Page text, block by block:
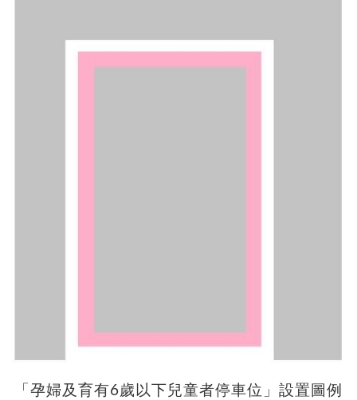
「孕婦及育有6歲以下兒童者停車位」設置圖例